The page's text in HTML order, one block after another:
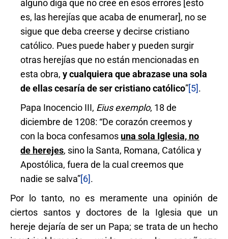
alguno diga que no cree en esos errores [esto
es, las herejías que acaba de enumerar], no se
sigue que deba creerse y decirse cristiano
católico. Pues puede haber y pueden surgir
otras herejías que no están mencionadas en
esta obra,y cualquiera que abrazase una sola
de ellas cesaría de ser cristiano católico”[5].
Papa Inocencio III, Eius exemplo, 18 de
diciembre de 1208: “De corazón creemos y
con la boca confesamos una sola Iglesia, no
de herejes, sino la Santa, Romana, Católica y
Apostólica, fuera de la cual creemos que
nadie se salva”[6].
Por lo tanto, no es meramente una opinión de
ciertos santos y doctores de la Iglesia que un
hereje dejaría de ser un Papa; se trata de un hecho